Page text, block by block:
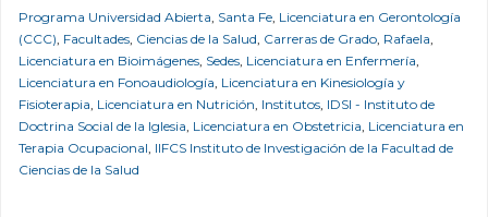
Programa Universidad Abierta, Santa Fe, Licenciatura en Gerontología
(CCC), Facultades, Ciencias de la Salud, Carreras de Grado, Rafaela,
Licenciatura en Bioimágenes, Sedes, Licenciatura en Enfermería,
Licenciatura en Fonoaudiología, Licenciatura en Kinesiología y
Fisioterapia, Licenciatura en Nutrición, Institutos, IDSI - Instituto de
Doctrina Social de la Iglesia, Licenciatura en Obstetricia, Licenciatura en
Terapia Ocupacional, IIFCS Instituto de Investigación de la Facultad de
Ciencias de la Salud